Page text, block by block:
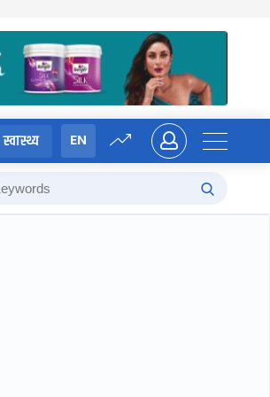
स्वास्थ्य EN